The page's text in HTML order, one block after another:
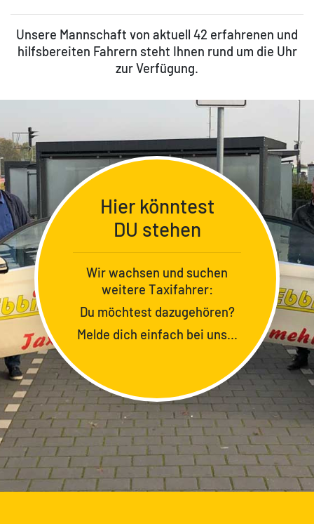
Unsere Mannschaft von aktuell 42 erfahrenen und
hilfsbereiten Fahrern steht Ihnen rund um die Uhr
zur Verfügung.
Hier könntest
DU stehen
Wir wachsen und suchen
weitere Taxifahrer:
Du möchtest dazugehören?
Melde dich einfach bei uns…